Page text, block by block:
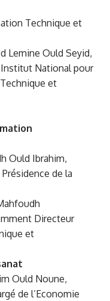
Technique et
Lemine Ould Seyid,
National pour
et
Ould Ibrahim,
de la
Directeur
et
Ould Noune,
de l’Economie